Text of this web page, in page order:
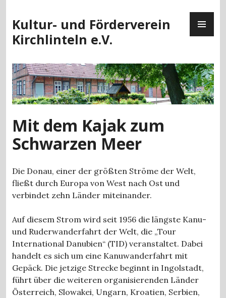
Inhalt
springen
Kultur- und Förderverein
Kirchlinteln e.V.
Mit dem Kajak zum
Schwarzen Meer
Die Donau, einer der größten Ströme der Welt,
fließt durch Europa von West nach Ost und
verbindet zehn Länder miteinander.
Auf diesem Strom wird seit 1956 die längste Kanu-
und Ruderwanderfahrt der Welt, die „Tour
International Danubien“ (TID) veranstaltet. Dabei
handelt es sich um eine Kanuwanderfahrt mit
Gepäck. Die jetzige Strecke beginnt in Ingolstadt,
führt über die weiteren organisierenden Länder
Österreich, Slowakei, Ungarn, Kroatien, Serbien,